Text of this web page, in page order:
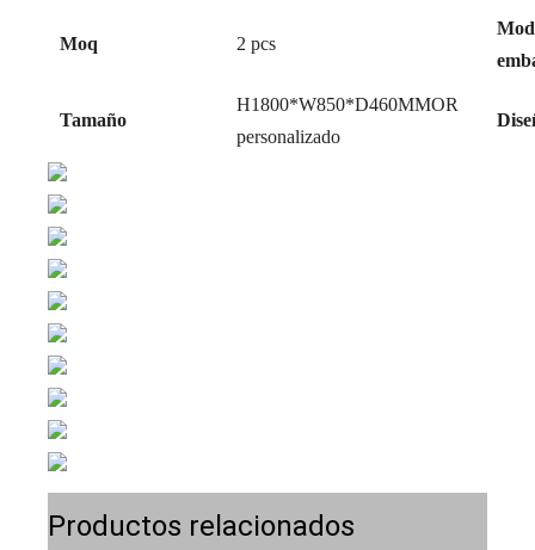
Moq 2 pcs
Tamaño
H1800*W850*D460MMOR
personalizado
Productos relacionados